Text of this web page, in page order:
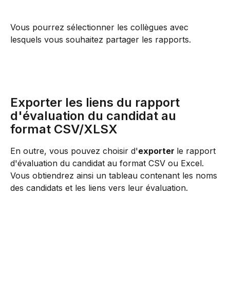
Vous pourrez sélectionner les collègues avec
lesquels vous souhaitez partager les rapports.
Exporter les liens du rapport
d'évaluation du candidat au
format CSV/XLSX
En outre, vous pouvez choisir d'exporter le rapport
d'évaluation du candidat au format CSV ou Excel.
Vous obtiendrez ainsi un tableau contenant les noms
des candidats et les liens vers leur évaluation.